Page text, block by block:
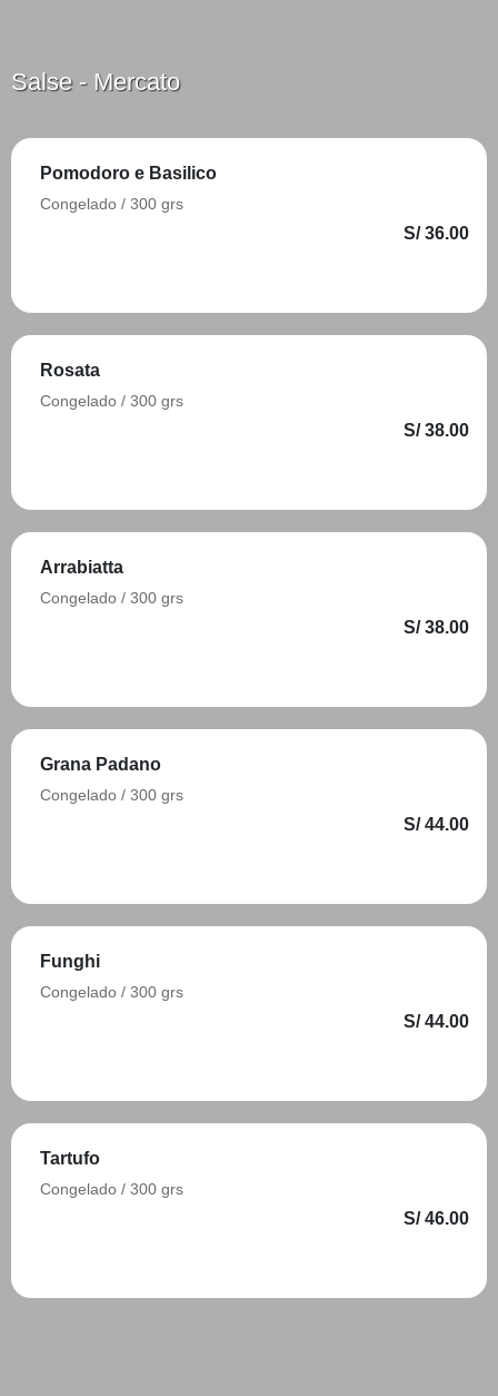
Salse - Mercato
Pomodoro e Basilico
Congelado / 300 grs
S/ 36.00
Rosata
Congelado / 300 grs
S/ 38.00
Arrabiatta
Congelado / 300 grs
S/ 38.00
Grana Padano
Congelado / 300 grs
S/ 44.00
Funghi
Congelado / 300 grs
S/ 44.00
Tartufo
Congelado / 300 grs
S/ 46.00